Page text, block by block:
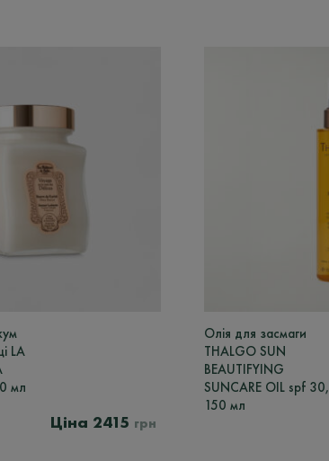
LA
мл
2415 грн
Олія для засмаги
THALGO SUN
BEAUTIFYING
SUNCARE OIL spf 30,
150 мл